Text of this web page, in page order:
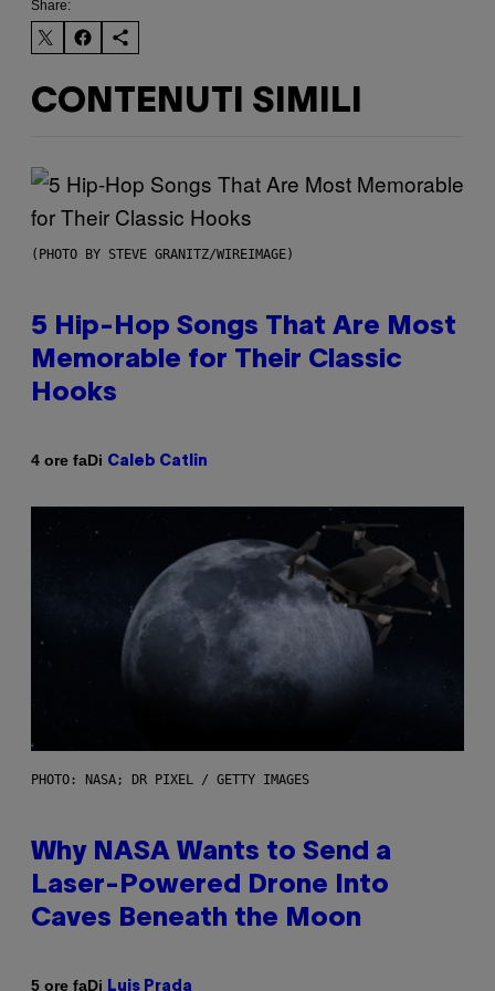
Share:
CONTENUTI SIMILI
(PHOTO BY STEVE GRANITZ/WIREIMAGE)
5 Hip-Hop Songs That Are Most
Memorable for Their Classic
Hooks
4 ore faDi Caleb Catlin
PHOTO: NASA; DR PIXEL / GETTY IMAGES
Why NASA Wants to Send a
Laser-Powered Drone Into
Caves Beneath the Moon
5 ore faDi Luis Prada